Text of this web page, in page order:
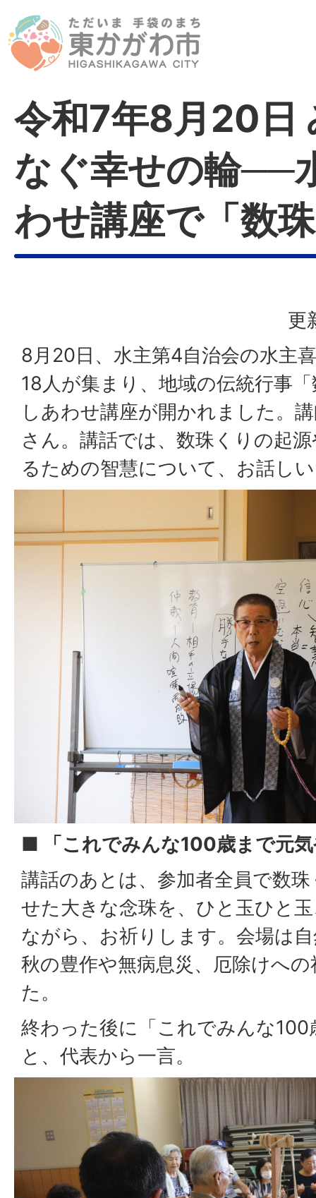
令和7年8月20日
なぐ幸せの輪──
わせ講座で「数
更
8月20日、水主第4自治会の水主
18人が集まり、地域の伝統行事
しあわせ講座が開かれました。
さん。講話では、数珠くりの起
るための智慧について、お話し
■ 「これでみんな100歳まで元
講話のあとは、参加者全員で数
せた大きな念珠を、ひと玉ひと
ながら、お祈りします。会場は
秋の豊作や無病息災、厄除けへ
た。
終わった後に「これでみんな100
と、代表から一言。